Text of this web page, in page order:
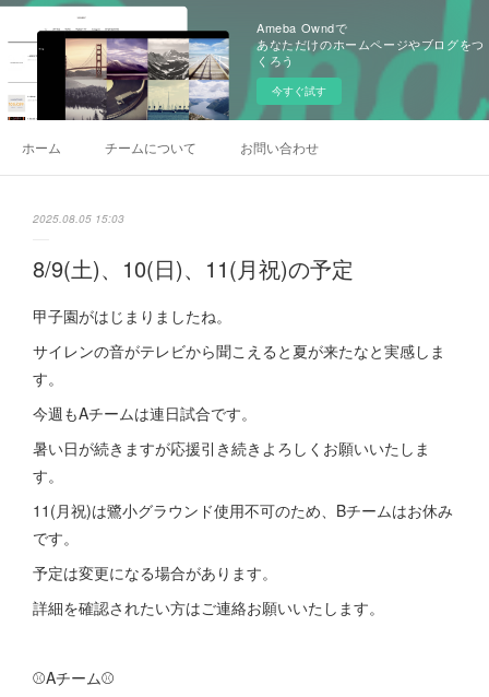
Ameba Owndで
あなただけのホームページやブログをつ
くろう
今すぐ試す
ホーム チームについて お問い合わせ
2025.08.05 15:03
8/9(土)、10(日)、11(月祝)の予定
甲子園がはじまりましたね。
サイレンの音がテレビから聞こえると夏が来たなと実感しま
す。
今週もAチームは連日試合です。
暑い日が続きますが応援引き続きよろしくお願いいたしま
す。
11(月祝)は鷺小グラウンド使用不可のため、Bチームはお休み
です。
予定は変更になる場合があります。
詳細を確認されたい方はご連絡お願いいたします。
⚾️Aチーム⚾️